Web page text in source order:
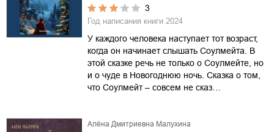
3
Год написания книги 2024
У каждого человека наступает тот возраст,
когда он начинает слышать Соулмейта. В
этой сказке речь не только о Соулмейте, но
и о чуде в Новогоднюю ночь. Сказка о том,
что Соулмейт – совсем не сказ…
Алёна Дмитриевна Малухина